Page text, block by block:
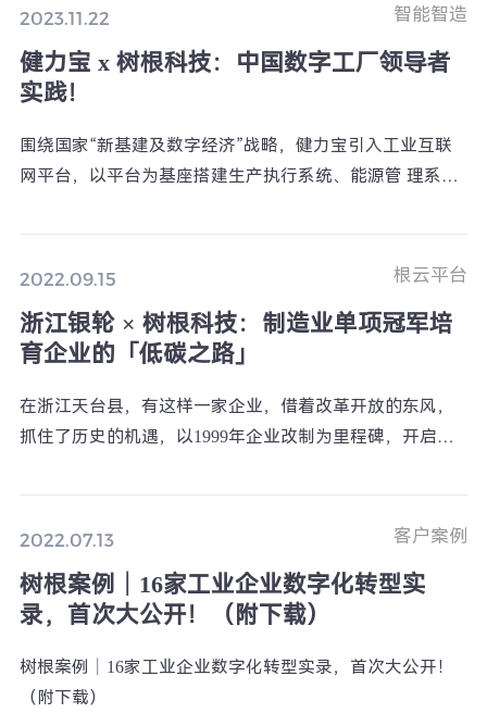
2023.11.22 智能智造
健力宝 x 树根科技：中国数字工厂领导者
实践！
围绕国家“新基建及数字经济”战略，健力宝引入工业互联
网平台，以平台为基座搭建生产执行系统、能源管 理系
2022.09.15 根云平台
浙江银轮 × 树根科技：制造业单项冠军培
育企业的「低碳之路」
在浙江天台县，有这样一家企业，借着改革开放的东风，
抓住了历史的机遇，以1999年企业改制为里程碑，开启了
2022.07.13 客户案例
树根案例｜16家工业企业数字化转型实
录，首次大公开！（附下载）
树根案例｜16家工业企业数字化转型实录，首次大公开！
（附下载）